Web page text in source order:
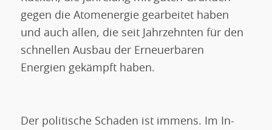
gegen die Atomenergie gearbeitet haben
und auch allen, die seit Jahrzehnten für den
schnellen Ausbau der Erneuerbaren
Energien gekämpft haben.
Der politische Schaden ist immens. Im In-